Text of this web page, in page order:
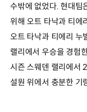
수밖에 없었다. 현대팀
위해 오트 타낙과 티에
오트 타낙과 티에리 누
랠리에서 우승을 경험
시즌 스웨덴 랠리에서
설원 위에서 충분한 기